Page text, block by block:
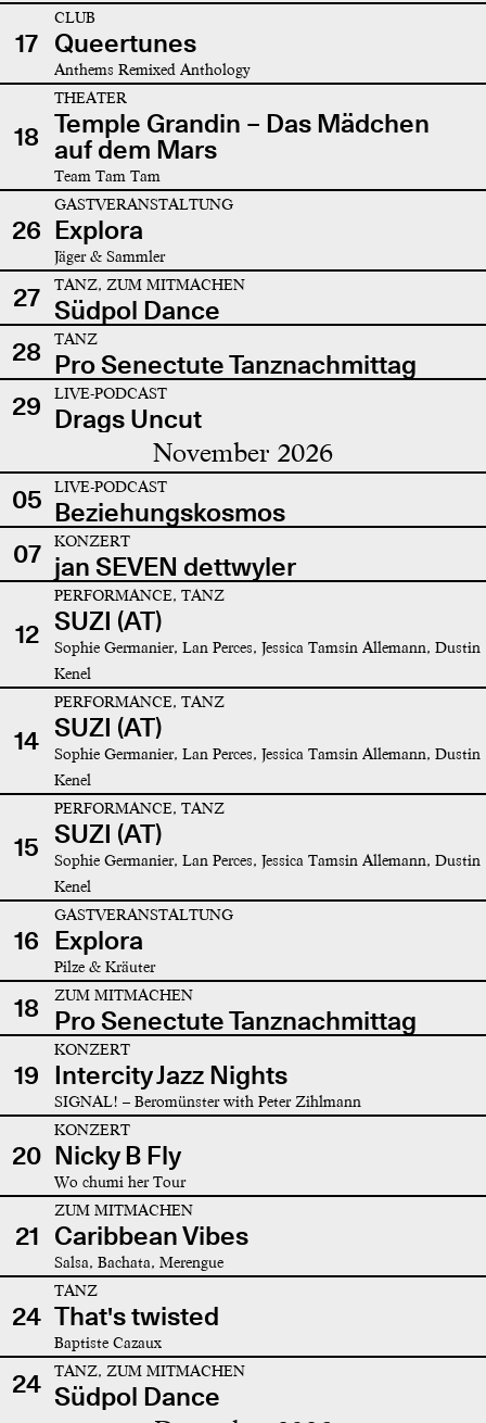
17
CLUB
Queertunes
Anthems Remixed Anthology
18
THEATER
Temple Grandin – Das Mädchen
auf dem Mars
Team Tam Tam
26
GASTVERANSTALTUNG
Explora
Jäger & Sammler
27 TANZ, ZUM MITMACHEN
Südpol Dance
28
TANZ
Pro Senectute Tanznachmittag
29
LIVE-PODCAST
Drags Uncut
November 2026
05 LIVE-PODCAST
Beziehungskosmos
07
KONZERT
jan SEVEN dettwyler
12
PERFORMANCE, TANZ
SUZI (AT)
Sophie Germanier, Lan Perces, Jessica Tamsin Allemann, Dustin
Kenel
14
PERFORMANCE, TANZ
SUZI (AT)
Sophie Germanier, Lan Perces, Jessica Tamsin Allemann, Dustin
Kenel
15
PERFORMANCE, TANZ
SUZI (AT)
Sophie Germanier, Lan Perces, Jessica Tamsin Allemann, Dustin
Kenel
16
GASTVERANSTALTUNG
Explora
Pilze & Kräuter
18 ZUM MITMACHEN
Pro Senectute Tanznachmittag
19
KONZERT
Intercity Jazz Nights
SIGNAL! – Beromünster with Peter Zihlmann
20
KONZERT
Nicky B Fly
Wo chumi her Tour
21
ZUM MITMACHEN
Caribbean Vibes
Salsa, Bachata, Merengue
24
TANZ
That's twisted
Baptiste Cazaux
24 TANZ, ZUM MITMACHEN
Südpol Dance